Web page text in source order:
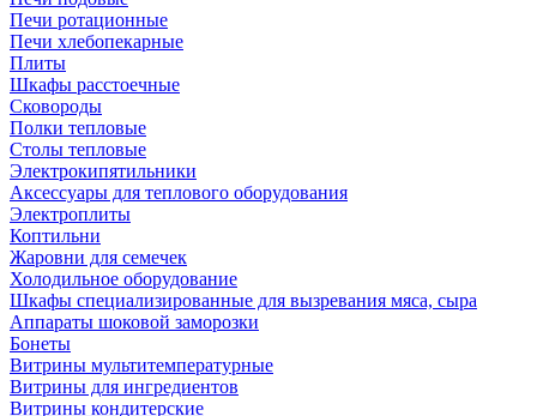
Печи ротационные
Печи хлебопекарные
Плиты
Шкафы расстоечные
Сковороды
Полки тепловые
Столы тепловые
Электрокипятильники
Аксессуары для теплового оборудования
Электроплиты
Коптильни
Жаровни для семечек
Холодильное оборудование
Шкафы специализированные для вызревания мяса, сыра
Аппараты шоковой заморозки
Бонеты
Витрины мультитемпературные
Витрины для ингредиентов
Витрины кондитерские